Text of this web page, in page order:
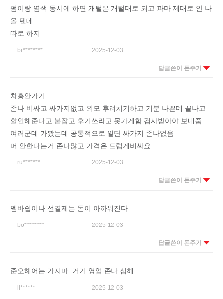
펌이랑 염색 동시에 하면 개털은 개털대로 되고 파마 제대로 안 나
올 텐데
따로 하지
br******** 2025-12-03
답글쓴이 돈주기
차홍안가기
존나 비싸고 싸가지없고 외모 후려치기하고 기분 나쁜데 끝나고
할인해준다고 붙잡고 후기쓰라고 못가게함 검사받아야 보내줌
여러군데 가봤는데 공통적으로 일단 싸가지 존나없음
머 안한다는거 존나많고 가격은 드럽게비싸요
ru******* 2025-12-03
답글쓴이 돈주기
멤바쉽이나 선결제는 돈이 아까워진다
bo******** 2025-12-03
답글쓴이 돈주기
준오헤어는 가지마. 거기 영업 존나 심해
li****** 2025-12-03